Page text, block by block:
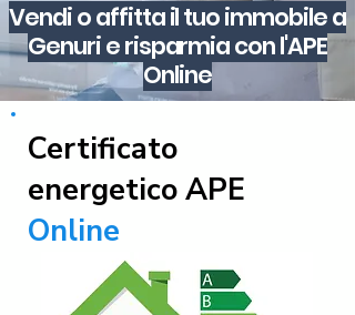
Vendi o affitta il tuo immobile a
Genuri e risparmia con l'APE
Online
Certificato
energetico APE
Online